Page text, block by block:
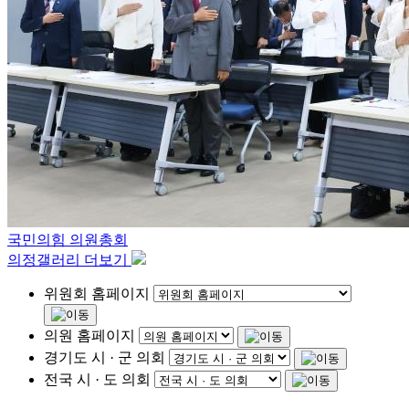
국민의힘 의원총회
의정갤러리 더보기
위원회 홈페이지
의원 홈페이지
경기도 시 · 군 의회
전국 시 · 도 의회